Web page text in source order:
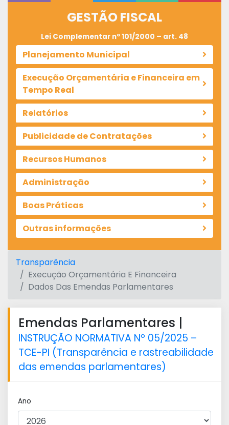
GESTÃO FISCAL
Lei Complementar nº 101/2000 – art. 48
Planejamento Municipal
Execução Orçamentária e Financeira em
Tempo Real
Relatórios
Publicidade de Contratações
Recursos Humanos
Administração
Boas Práticas
Outras informações
Transparência
Execução Orçamentária E Financeira
Dados Das Emendas Parlamentares
Emendas Parlamentares |
INSTRUÇÃO NORMATIVA Nº 05/2025 –
TCE-PI (Transparência e rastreabilidade
das emendas parlamentares)
Ano